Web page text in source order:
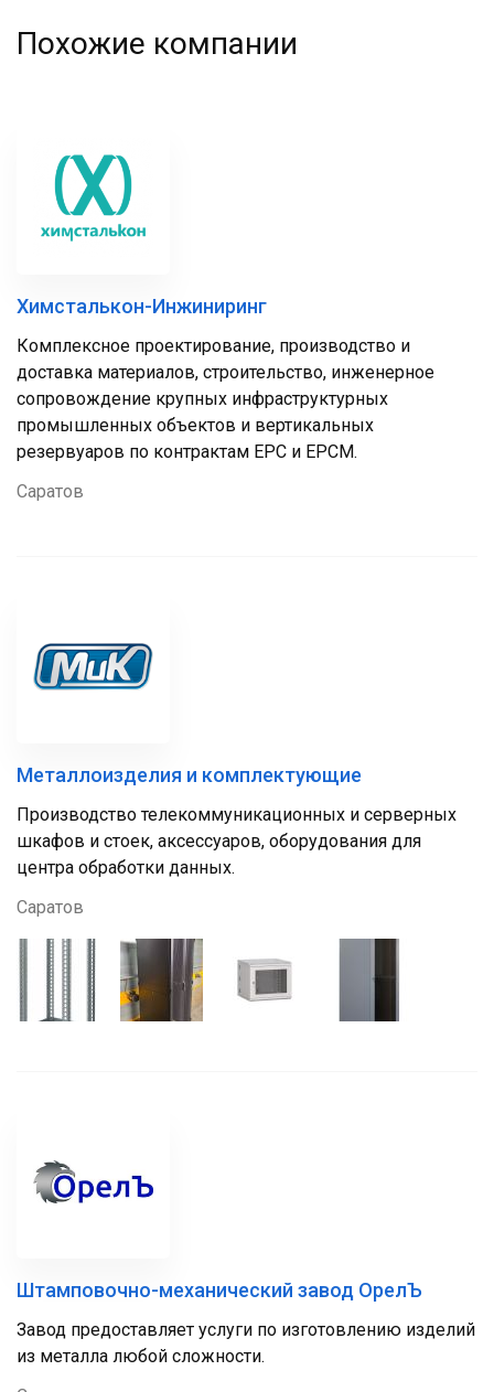
Похожие компании
Химсталькон-Инжиниринг
Комплексное проектирование, производство и
доставка материалов, строительство, инженерное
сопровождение крупных инфраструктурных
промышленных объектов и вертикальных
резервуаров по контрактам EPC и EPCM.
Саратов
Металлоизделия и комплектующие
Производство телекоммуникационных и серверных
шкафов и стоек, аксессуаров, оборудования для
центра обработки данных.
Саратов
Штамповочно-механический завод ОрелЪ
Завод предоставляет услуги по изготовлению изделий
из металла любой сложности.